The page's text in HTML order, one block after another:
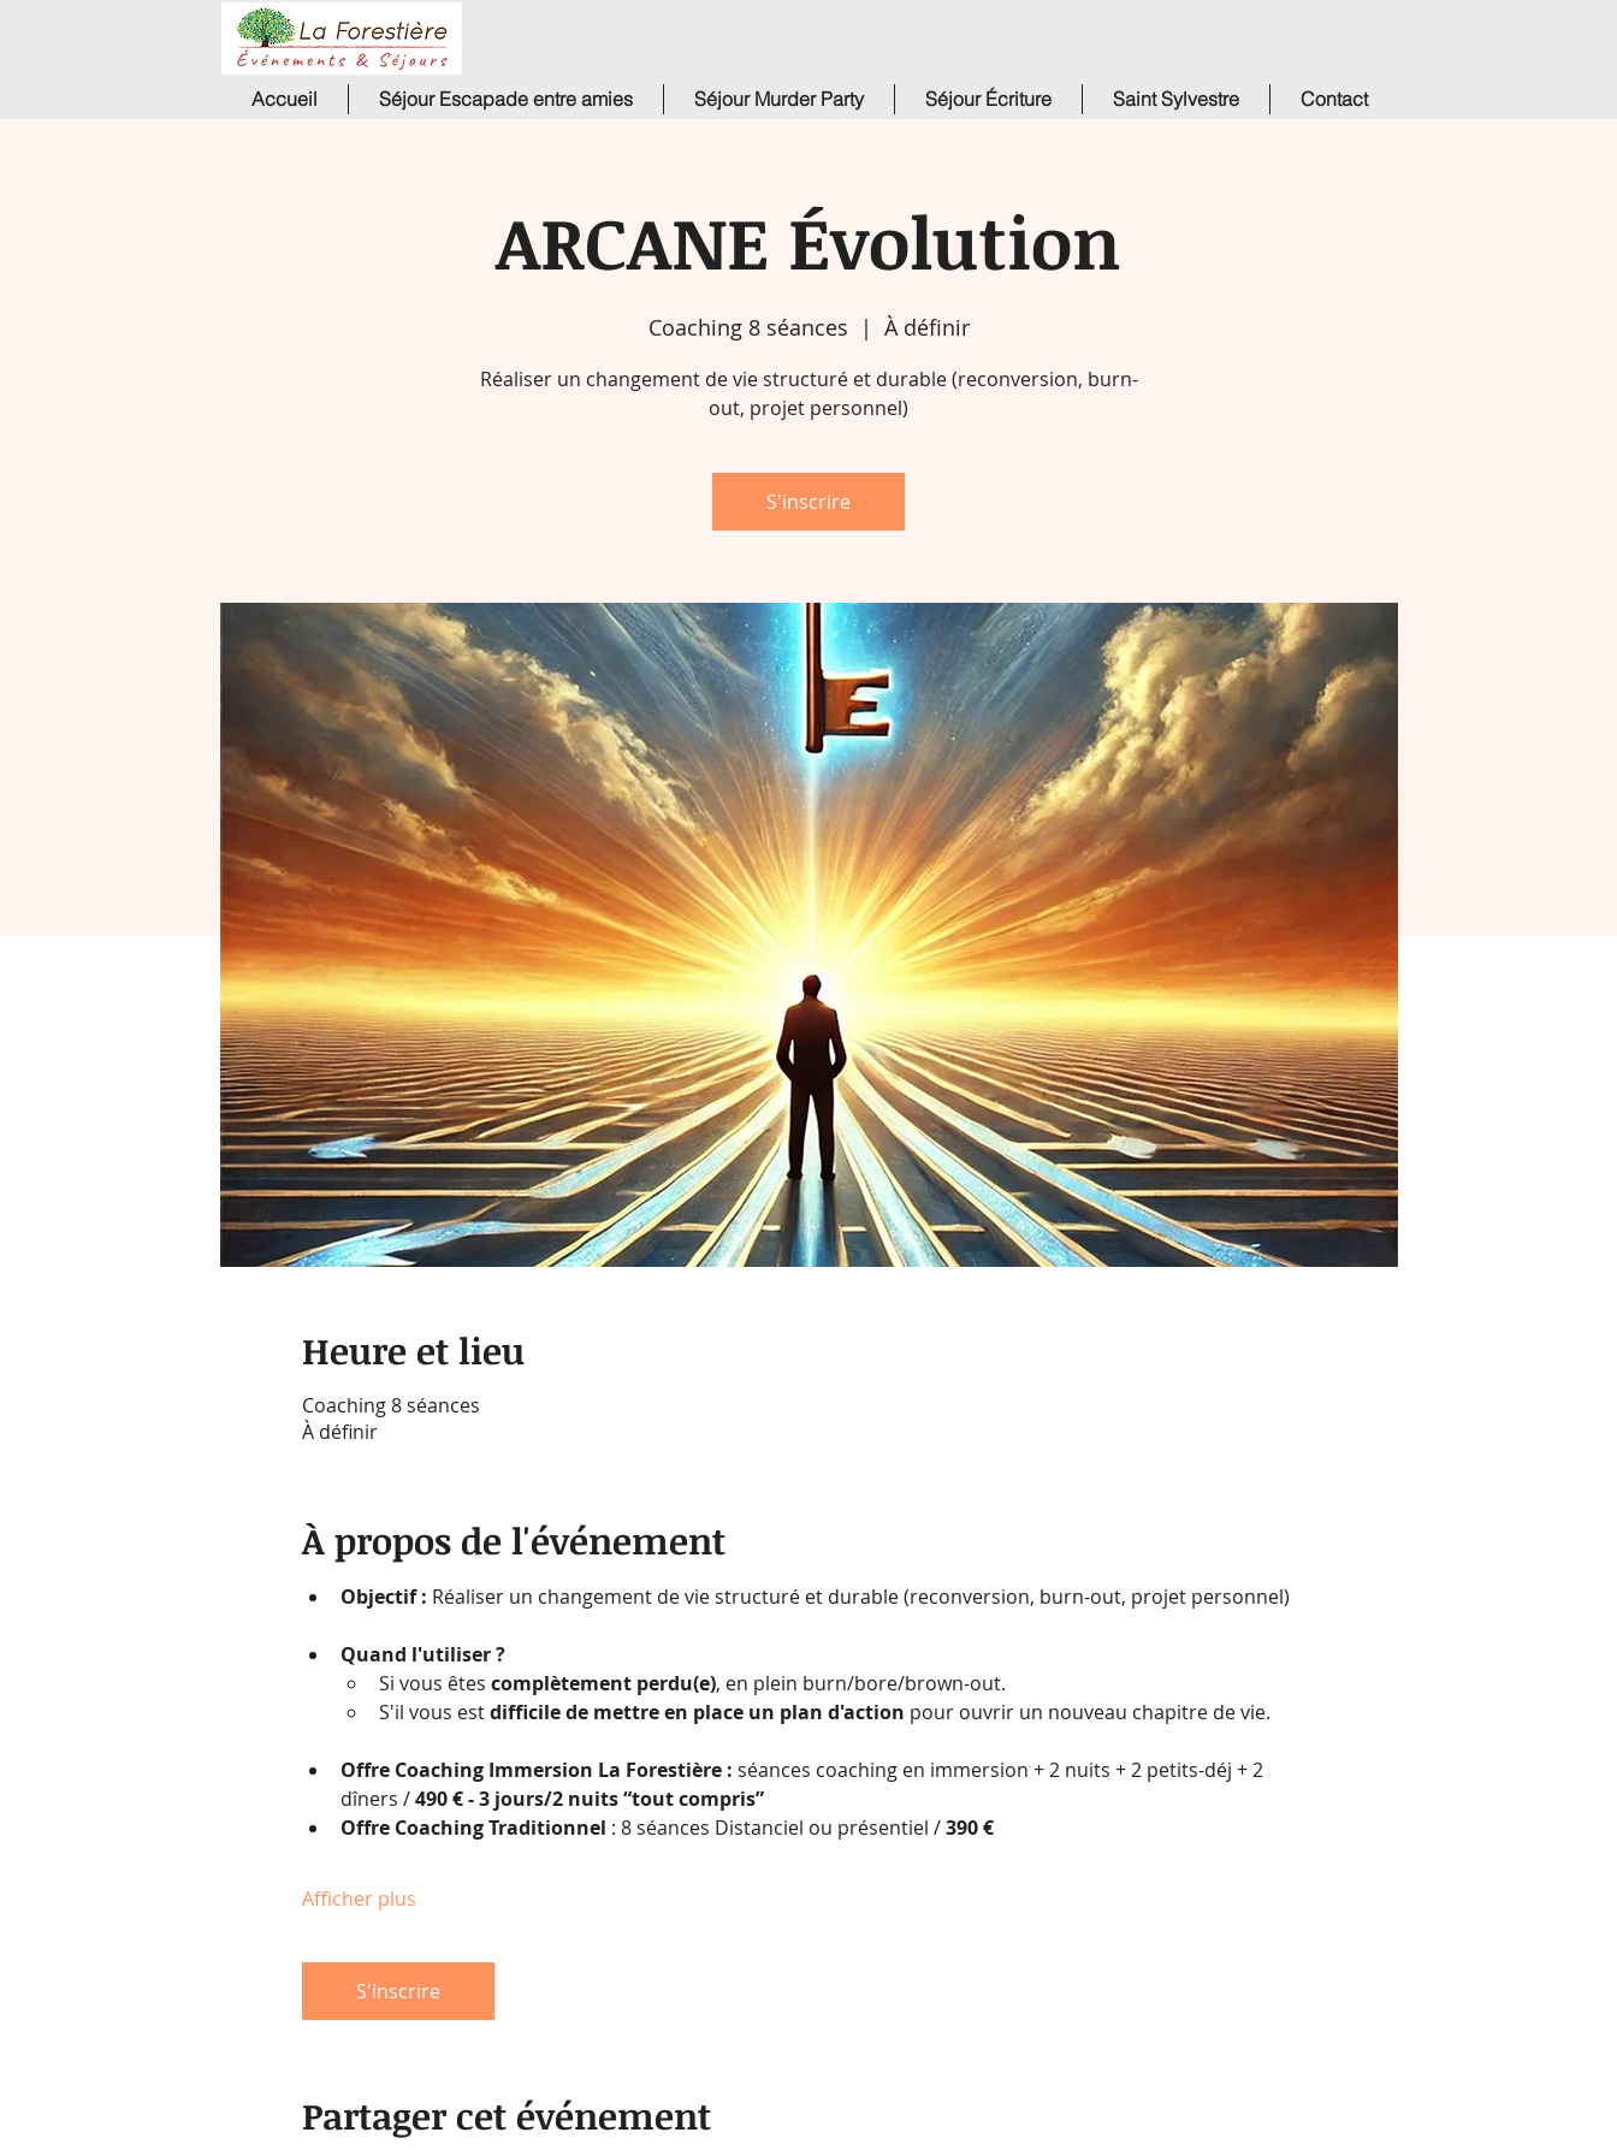
Accueil Séjour Escapade entre amies Séjour Murder Party Séjour Écriture Saint Sylvestre Contact
ARCANE Évolution
Coaching 8 séances
  |
À définir
Réaliser un changement de vie structuré et durable (reconversion, burn-
out, projet personnel)
S'inscrire
Heure et lieu
Coaching 8 séances
À définir
À propos de l'événement
Objectif : Réaliser un changement de vie structuré et durable (reconversion, burn-out, projet personnel)
Quand l'utiliser ?
Si vous êtes complètement perdu(e), en plein burn/bore/brown-out.
S'il vous est difficile de mettre en place un plan d'action pour ouvrir un nouveau chapitre de vie.
Offre Coaching Immersion La Forestière : séances coaching en immersion + 2 nuits + 2 petits-déj + 2
dîners / 490 € - 3 jours/2 nuits “tout compris”
Offre Coaching Traditionnel : 8 séances Distanciel ou présentiel / 390 €
Afficher plus
S'inscrire
Partager cet événement